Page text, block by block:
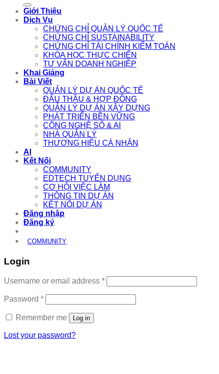
Giới Thiệu
Dịch Vụ
CHỨNG CHỈ QUẢN LÝ QUỐC TẾ
CHỨNG CHỈ SUSTAINABILITY
CHỨNG CHỈ TÀI CHÍNH KIỂM TOÁN
KHÓA HỌC THỰC CHIẾN
TƯ VẤN DOANH NGHIỆP
Khai Giảng
Bài Viết
QUẢN LÝ DỰ ÁN QUỐC TẾ
ĐẤU THẦU & HỢP ĐỒNG
QUẢN LÝ DỰ ÁN XÂY DỰNG
PHÁT TRIỂN BỀN VỮNG
CÔNG NGHỆ SỐ & AI
NHÀ QUẢN LÝ
THƯƠNG HIỆU CÁ NHÂN
AI
Kết Nối
COMMUNITY
EDTECH TUYỂN DỤNG
CƠ HỘI VIỆC LÀM
THÔNG TIN DỰ ÁN
KẾT NỐI DỰ ÁN
Đăng nhập
Đăng ký
COMMUNITY
Login
Username or email address *Required
Password *Required
Remember me Log in
Lost your password?